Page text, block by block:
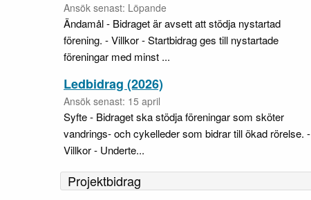
Ansök senast: Löpande
Ändamål - Bidraget är avsett att stödja nystartad
förening. - Villkor - Startbidrag ges till nystartade
föreningar med minst ...
Ledbidrag (2026)
Ansök senast: 15 april
Syfte - Bidraget ska stödja föreningar som sköter
vandrings- och cykelleder som bidrar till ökad rörelse. -
Villkor - Underte...
Projektbidrag